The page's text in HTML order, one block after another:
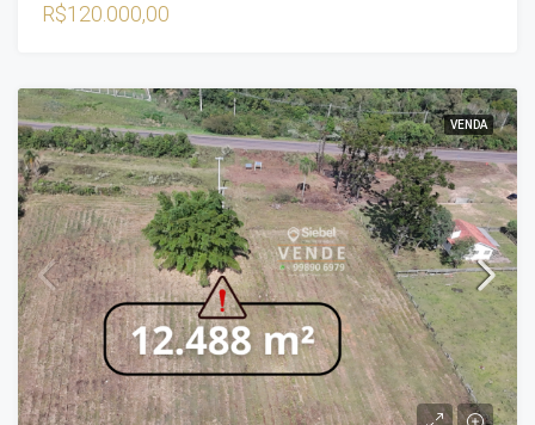
R$120.000,00
VENDA